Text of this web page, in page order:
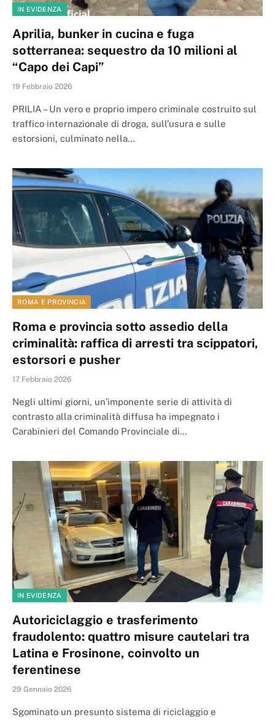
IN EVIDENZA
Aprilia, bunker in cucina e fuga
sotterranea: sequestro da 10 milioni al
“Capo dei Capi”
19 Febbraio 2026
PRILIA – Un vero e proprio impero criminale costruito sul
traffico internazionale di droga, sull’usura e sulle
estorsioni, culminato nella…
ROMA E PROVINCIA
Roma e provincia sotto assedio della
criminalità: raffica di arresti tra scippatori,
estorsori e pusher
17 Febbraio 2026
Negli ultimi giorni, un’imponente serie di attività di
contrasto alla criminalità diffusa ha impegnato i
Carabinieri del Comando Provinciale di…
IN EVIDENZA
Autoriciclaggio e trasferimento
fraudolento: quattro misure cautelari tra
Latina e Frosinone, coinvolto un
ferentinese
29 Gennaio 2026
Sgominato un presunto sistema di riciclaggio e